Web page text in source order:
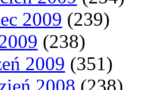
2009 (239)
(238)
2009 (351)